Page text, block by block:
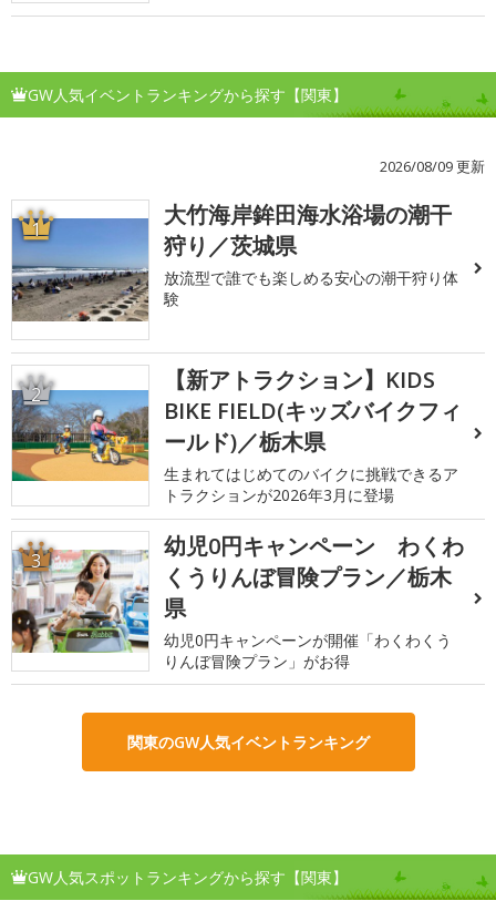
GW人気イベントランキングから探す【関東】
2026/08/09 更新
1
大竹海岸鉾田海水浴場の潮干
狩り／茨城県
放流型で誰でも楽しめる安心の潮干狩り体
験
2
【新アトラクション】KIDS
BIKE FIELD(キッズバイクフィ
ールド)／栃木県
生まれてはじめてのバイクに挑戦できるア
トラクションが2026年3月に登場
3
幼児0円キャンペーン わくわ
くうりんぼ冒険プラン／栃木
県
幼児0円キャンペーンが開催「わくわくう
りんぼ冒険プラン」がお得
関東のGW人気イベントランキング
GW人気スポットランキングから探す【関東】